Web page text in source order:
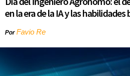
en la era de la IA y las habilidades
PorFavio Re